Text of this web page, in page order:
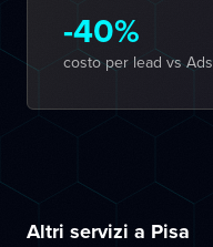
-40%
costo per lead vs Ads
Altri servizi a Pisa